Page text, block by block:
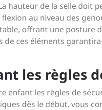
hauteur de la selle doit
au niveau des
offrant une posture
de ces éléments
les règles
enfant les règles de
dès le début, vous